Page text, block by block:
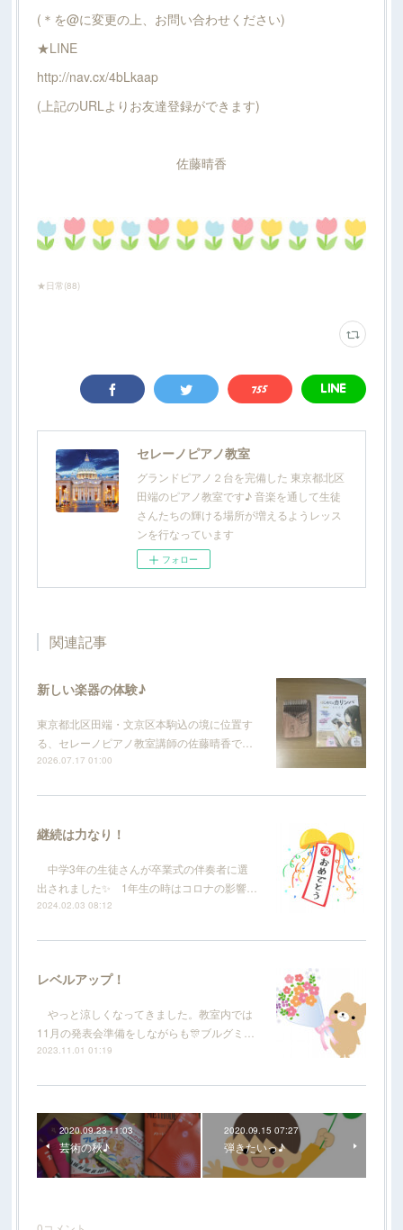
(＊を@に変更の上、お問い合わせください)
★LINE
http://nav.cx/4bLkaap
(上記のURLよりお友達登録ができます)
佐藤晴香
★日常(88)
セレーノピアノ教室
グランドピアノ２台を完備した 東京都北区
田端のピアノ教室です♪ 音楽を通して生徒
さんたちの輝ける場所が増えるようレッス
ンを行なっています
フォロー
関連記事
新しい楽器の体験♪
東京都北区田端・文京区本駒込の境に位置す
る、セレーノピアノ教室講師の佐藤晴香で…
2026.07.17 01:00
継続は力なり！
中学3年の生徒さんが卒業式の伴奏者に選
出されました✨ 1年生の時はコロナの影響…
2024.02.03 08:12
レベルアップ！
やっと涼しくなってきました。教室内では
11月の発表会準備をしながらも🎊ブルグミ…
2023.11.01 01:19
2020.09.23 11:03
芸術の秋♪
2020.09.15 07:27
弾きたいっ♪